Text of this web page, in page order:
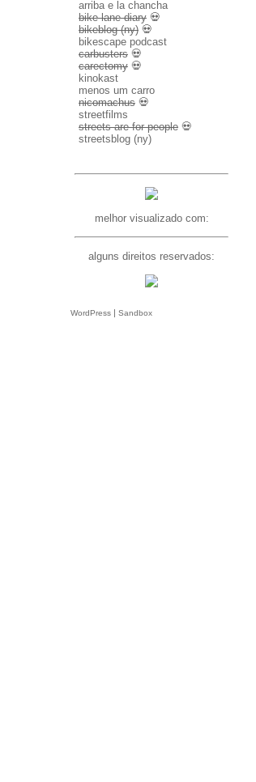
arriba e la chancha
bike lane diary 💀
bikeblog (ny) 💀
bikescape podcast
carbusters 💀
carectomy 💀
kinokast
menos um carro
nicomachus 💀
streetfilms
streets are for people 💀
streetsblog (ny)
melhor visualizado com:
alguns direitos reservados:
WordPress | Sandbox